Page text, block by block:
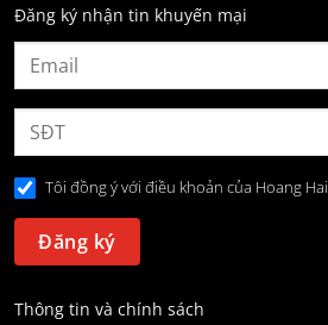
Đăng ký nhận tin khuyến mại
Tôi đồng ý với điều khoản của Hoang Hai
Thông tin và chính sách